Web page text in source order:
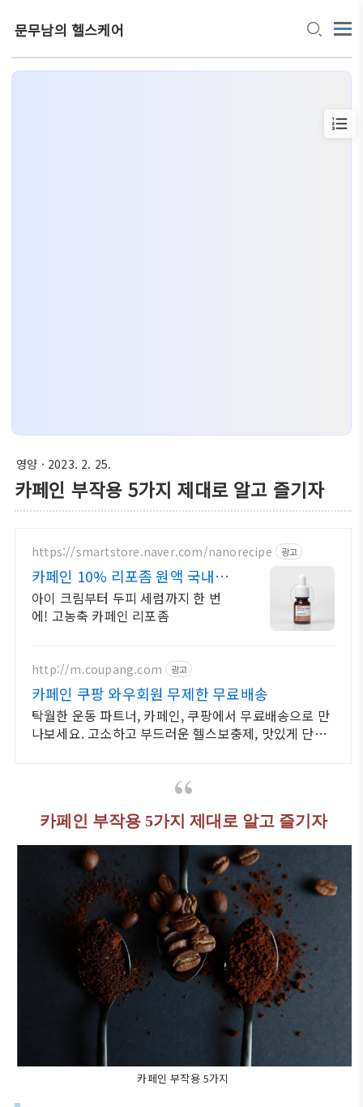
문무남의 헬스케어
영양 · 2023. 2. 25.
카페인 부작용 5가지 제대로 알고 즐기자
https://smartstore.naver.com/nanorecipe 광고
카페인 10% 리포좀 원액 국내유
일 카페인10% 리포좀
아이 크림부터 두피 세럼까지 한 번
에! 고농축 카페인 리포좀
http://m.coupang.com 광고
카페인 쿠팡 와우회원 무제한 무료배송
탁월한 운동 파트너, 카페인, 쿠팡에서 무료배송으로 만
나보세요. 고소하고 부드러운 헬스보충제, 맛있게 단백
카페인 부작용 5가지 제대로 알고 즐기자
카페인 부작용 5가지